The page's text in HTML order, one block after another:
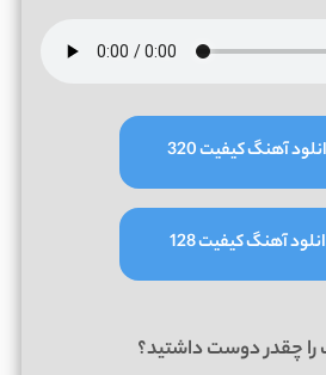
آهنگ کیفیت 320
آهنگ کیفیت 128
را چقدر دوست داشتید؟